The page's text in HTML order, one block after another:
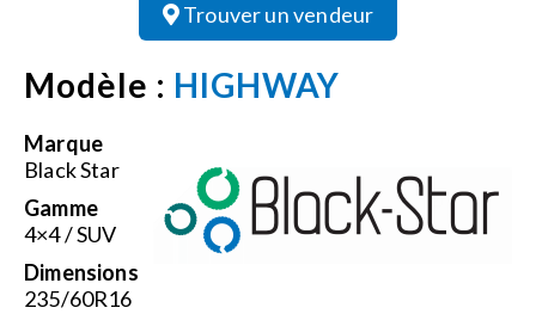
Trouver un vendeur
Modèle : HIGHWAY
Marque
Black Star
Gamme
4×4 / SUV
Dimensions
235/60R16